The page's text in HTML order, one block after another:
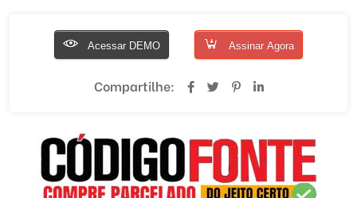
Acessar DEMO Assinar Agora
Compartilhe: